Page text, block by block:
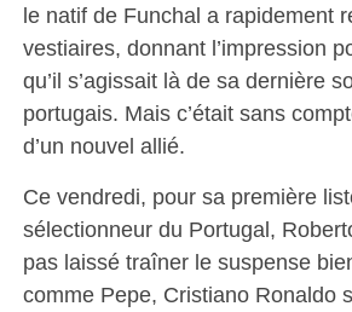
le natif de Funchal a rapidement
vestiaires, donnant l’impression
qu’il s’agissait là de sa dernière
portugais. Mais c’était sans
d’un nouvel allié.
Ce vendredi, pour sa première
sélectionneur du Portugal,
pas laissé traîner le suspense
comme Pepe, Cristiano Ronaldo